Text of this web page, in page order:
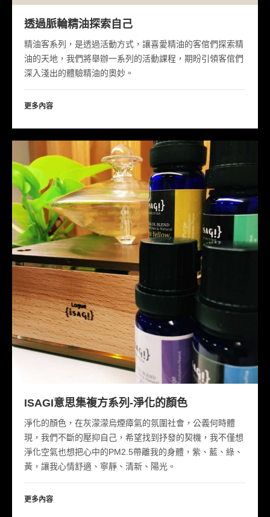
透過脈輪精油探索自己
精油客系列，是透過活動方式，讓喜愛精油的客倌們探索精
油的天地，我們將舉辦一系列的活動課程，期盼引領客倌們
深入淺出的體驗精油的奧妙。
更多內容
ISAGI意思集複方系列-淨化的顏色
淨化的顏色，在灰濛濛烏煙瘴氣的氛圍社會，公義何時體
現，我們不斷的壓抑自己，希望找到抒發的契機，我不僅想
淨化空氣也想把心中的PM2.5帶離我的身體，紫、藍、綠、
黃，讓我心情舒適、寧靜、清新、陽光。
更多內容